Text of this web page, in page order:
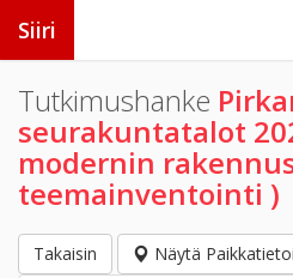
Siiri
Tutkimushanke
seurakuntatalot
modernin
teemainventointi )
Takaisin Näytä